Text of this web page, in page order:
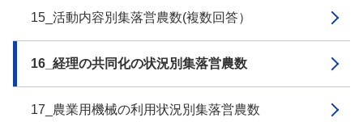
15_活動内容別集落営農数(複数回答）
16_経理の共同化の状況別集落営農数
17_農業用機械の利用状況別集落営農数